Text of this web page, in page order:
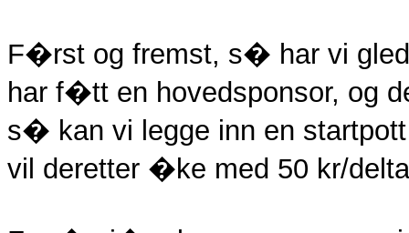
F�rst og fremst, s� har vi
har f�tt en hovedsponsor, og
s� kan vi legge inn en
vil deretter �ke med 50 kr/